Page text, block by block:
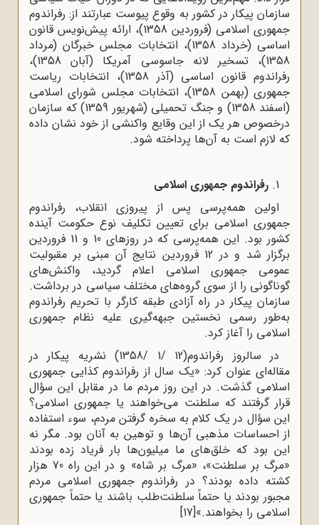
سازمان پیکار در کشور به وقوع پیوست عبارتند از: رفراندوم
جمهوری اسلامی (فروردین 1358)، ارائه پیش‌نویس قانون
اساسی (خرداد 1358)، انتخابات مجلس خبرگان (مرداد
1358)، تسخیر لانه جاسوسی آمریکا (آبان 1358)،
رفراندوم قانون اساسی (آذر 1358)، انتخابات ریاست
جمهوری (بهمن 1358)، انتخابات مجلس شورای اسلامی
(اسفند 1358) و جنگ تحمیلی (شهریور 1359) که سازمان
درخصوص هر یک از این وقایع واکنشی از خود نشان داده
که لازم است به آن‌ها پرداخته شود.
1. رفراندوم جمهوری اسلامی
اولین همه‌پرسی پس از پیروزی انقلاب، رفراندوم
جمهوری اسلامی برای تعیین تکلیف نوع حکومت آینده
کشور بود. این همه‌پرسی که در روزهای 10 و 11 فروردین
برگزار شد و در 12 فروردین نتایج آن مبنی بر مقبولیت
عمومی جمهوری اسلامی اعلام گردید، واکنش‌های
گوناگونی را از سوی گروه‌های مختلف سیاسی در برداشت.
سازمان پیکار در راه آزادی طبقه کارگر با تحریم رفراندوم
به‌طور رسمی نخستین جبهه‌گیری علیه نظام جمهوری
اسلامی را آغاز کرد.
در سالروز رفراندوم(12 /1 /1358) نشریه پیکار در
مقاله‌ای عنوان کرد: «یک سال از رفراندوم کذایی جمهوری
اسلامی گذشت. در این روز مردم ما در مقابل این سؤال
قرار گرفتند که سلطنت می‌خواهند یا جمهوری اسلامی؟
این سؤال در یک کلام به سخره گرفتن مردم، سوء استفاده
از احساسات مذهبی آن‌ها و توهین به آنان بود. مگر نه
این بود که خلق‌های ما میلیون‌ها بار فریاد زده بودند
«مرگ بر سلطنت»، «مرگ بر شاه» و در این راه 70 هزار
کشته داده بودند؟ در رفراندوم جمهوری اسلامی مردم
مجبور بودند یا حتماً سلطنت‌طلب باشند یا حتماً جمهوری
اسلامی را بخواهند.»[17]